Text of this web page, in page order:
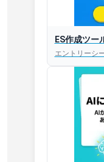
ES作成ツー
エントリーシ